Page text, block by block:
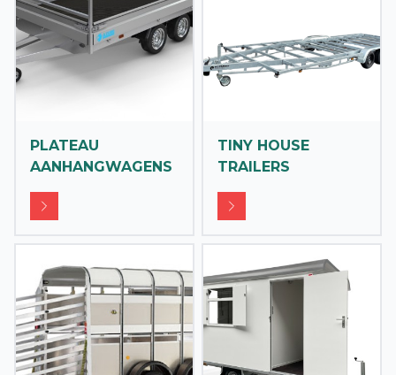
PLATEAU
AANHANGWAGENS
TINY HOUSE
TRAILERS